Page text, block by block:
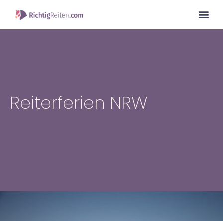
Reiterferien NRW